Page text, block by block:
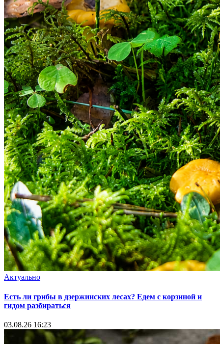
Актуально
Есть ли грибы в дзержинских лесах? Едем с корзиной и
гидом разбираться
03.08.26 16:23